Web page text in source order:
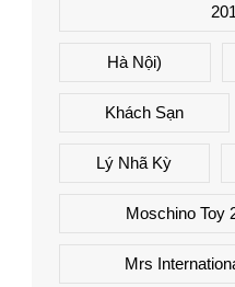
Hà Nội)
Khách Sạn
Lý Nhã Kỳ
Moschino Toy
Mrs